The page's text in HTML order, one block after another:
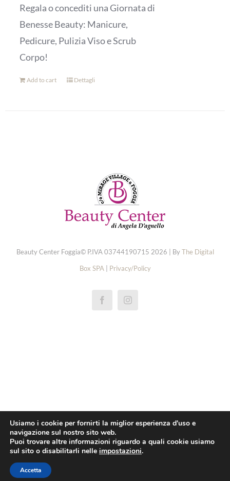
Regala o concediti una Giornata di
Benesse Beauty: Manicure,
Pedicure, Pulizia Viso e Scrub
Corpo!
Add to cart Dettagli
Beauty Center Foggia© P.IVA 03744190715 2026 | ByThe Digital
Box SPA
Privacy/Policy
pas cher rolex 1908 montres
replica rolex daytona orologi
pas cher omega
Réplica breitling superocean relógios
Usiamo i cookie per fornirti la miglior esperienza d'uso e
navigazione sul nostro sito web.
Puoi trovare altre informazioni riguardo a quali cookie usiamo
sul sito o disabilitarli nelle impostazioni.
Accetta